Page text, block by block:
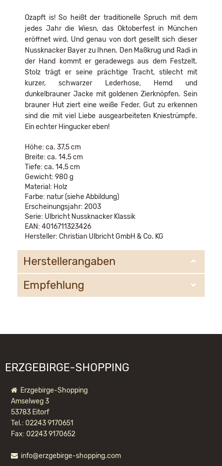
Ozapft is! So heißt der traditionelle Spruch mit dem
jedes Jahr die Wiesn, das Oktoberfest in München
eröffnet wird. Und genau von dort gesellt sich dieser
Nussknacker Bayer zu Ihnen. Den Maßkrug und Radi in
der Hand kommt er geradewegs aus dem Festzelt.
Stolz trägt er seine prächtige Tracht, stilecht mit
kurzer, schwarzer Lederhose, Hemd und
dunkelbrauner Jacke mit goldenen Zierknöpfen. Sein
brauner Hut ziert eine weiße Feder. Gut zu erkennen
sind die mit viel Liebe ausgearbeiteten Kniestrümpfe.
Ein echter Hingucker eben!
Höhe: ca. 37,5 cm
Breite: ca. 14,5 cm
Tiefe: ca. 14,5 cm
Gewicht: 980 g
Material: Holz
Farbe: natur (siehe Abbildung)
Erscheinungsjahr: 2003
Serie: Ulbricht Nussknacker Klassik
EAN: 4016711323426
Hersteller: Christian Ulbricht GmbH & Co. KG
Herstellerangaben
Christian Ulbricht GmbH & Co. KG
Empfehlung
ERZGEBIRGE-SHOPPING
Erzgebirge-Shopping
Amselweg 3
53783 Eitorf
Tel.: 02243 9170651
Fax: 02243 9170652
info@erzgebirge-shopping.com